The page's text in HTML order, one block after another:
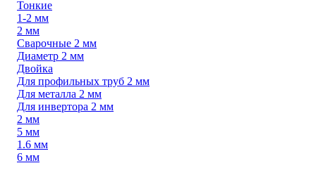
Тонкие
1-2 мм
2 мм
Сварочные 2 мм
Диаметр 2 мм
Двойка
Для профильных труб 2 мм
Для металла 2 мм
Для инвертора 2 мм
2 мм
5 мм
1.6 мм
6 мм